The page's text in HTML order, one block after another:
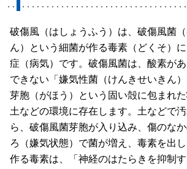
破傷風（はしょうふう）は、破傷風菌
ん）という細菌が作る毒素（どくそ）
症（病気）です。破傷風菌は、酸素が
できない「嫌気性菌（けんきせいきん）
芽胞（がほう）という固い殻に包まれ
土などの環境に存在します。土などで
ら、破傷風菌芽胞が入り込み、傷のな
ろ（嫌気状態）で菌が増え、毒素を出
作る毒素は、「神経のはたらきを抑制